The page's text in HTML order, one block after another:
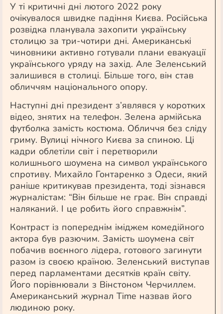
У ті критичні дні лютого 2022 року
очікувалося швидке падіння Києва. Російська
розвідка планувала захопити українську
столицю за три-чотири дні. Американські
чиновники активно готували плани евакуації
українського уряду на захід. Але Зеленський
залишився в столиці. Більше того, він став
обличчям національного опору.
Наступні дні президент з’являвся у коротких
відео, знятих на телефон. Зелена армійська
футболка замість костюма. Обличчя без сліду
гриму. Вулиці нічного Києва за спиною. Ці
кадри облетіли світ і перетворили
колишнього шоумена на символ українського
спротиву. Михайло Гонтаренко з Одеси, який
раніше критикував президента, тоді зізнався
журналістам: “Він більше не грає. Він справді
наляканий. І це робить його справжнім”.
Контраст із попереднім іміджем комедійного
актора був разючим. Замість шоумена світ
побачив воєнного лідера, готового загинути
разом із своєю країною. Зеленський виступав
перед парламентами десятків країн світу.
Його порівнювали з Вінстоном Черчиллем.
Американський журнал Time назвав його
людиною року.